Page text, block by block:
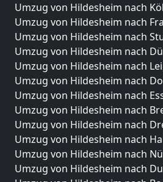
Umzug von Hildesheim nach
Umzug von Hildesheim nach
Umzug von Hildesheim nach
Umzug von Hildesheim nach
Umzug von Hildesheim nach
Umzug von Hildesheim nach
Umzug von Hildesheim nach
Umzug von Hildesheim nach
Umzug von Hildesheim nach
Umzug von Hildesheim nach
Umzug von Hildesheim nach
Umzug von Hildesheim nach